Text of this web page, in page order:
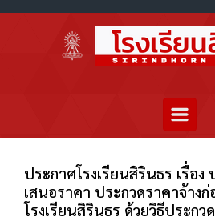
ประกาศโรงเรียนสิรินธร เรื่อ
เสนอราคา ประกวดราคาจ้าง
โรงเรียนสิรินธร ด้วยวิธีประก